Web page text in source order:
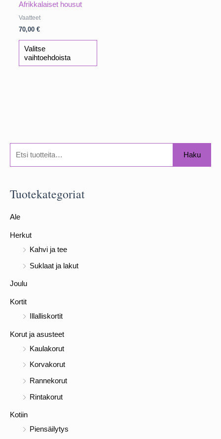
i
Haku
Tuotekategoriat
Ale
Herkut
Kahvi ja tee
Suklaat ja lakut
Joulu
Kortit
Illalliskortit
Korut ja asusteet
Kaulakorut
Korvakorut
Rannekorut
Rintakorut
Kotiin
Piensäilytys
Afrikkalaiset housut
Vaatteet
70,00 €
Valitse
vaihtoehdoista
Tällä
on